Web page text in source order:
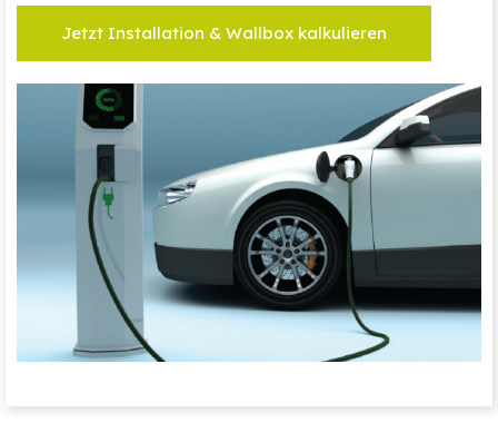
Jetzt Installation & Wallbox kalkulieren